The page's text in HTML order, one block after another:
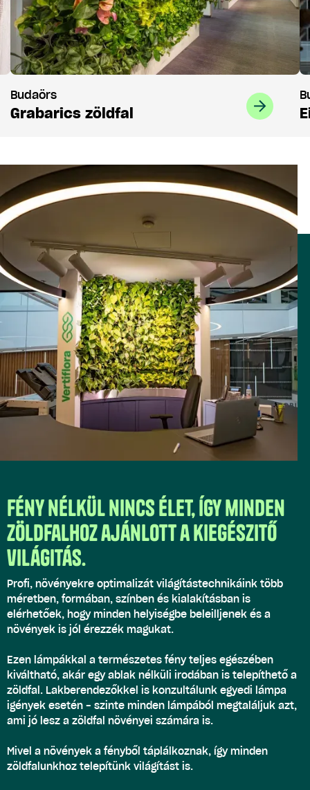
Budaörs
Grabarics zöldfal
Fény nélkül nincs élet, így minden
zöldfalhoz ajánlott a kiegészitő
világitás.
Profi, növényekre optimalizát világítástechnikáink több
méretben, formában, színben és kialakításban is
elérhetőek, hogy minden helyiségbe beleilljenek és a
növények is jól érezzék magukat.
Ezen lámpákkal a természetes fény teljes egészében
kiváltható, akár egy ablak nélküli irodában is telepíthető a
zöldfal. Lakberendezőkkel is konzultálunk egyedi lámpa
igények esetén - szinte minden lámpából megtaláljuk azt,
ami jó lesz a zöldfal növényei számára is.
Mivel a növények a fényből táplálkoznak, így minden
zöldfalunkhoz telepítünk világítást is.